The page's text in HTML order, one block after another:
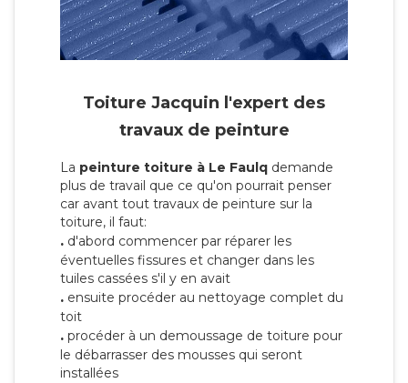
Toiture Jacquin l'expert des
travaux de peinture
La peinture toiture à Le Faulq demande
plus de travail que ce qu'on pourrait penser
car avant tout travaux de peinture sur la
toiture, il faut:
. d'abord commencer par réparer les
éventuelles fissures et changer dans les
tuiles cassées s'il y en avait
. ensuite procéder au nettoyage complet du
toit
. procéder à un demoussage de toiture pour
le débarrasser des mousses qui seront
installées